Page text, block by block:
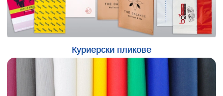
Куриерски пликове